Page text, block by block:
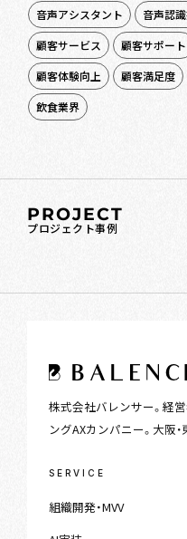
音声アシスタント
音声認
顧客サービス
顧客サポート
顧客体験向上
顧客満足度
飲食業界
PROJECT
プロジェクト事例
株式会社バレンサー。経
ングAXカンパニー。大阪・
SERVICE
組織開発・MVV